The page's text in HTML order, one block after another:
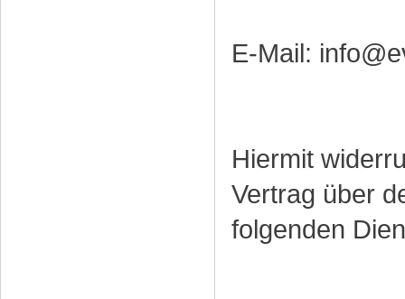
E-Mail:
Hiermit
Vertrag über
folgenden